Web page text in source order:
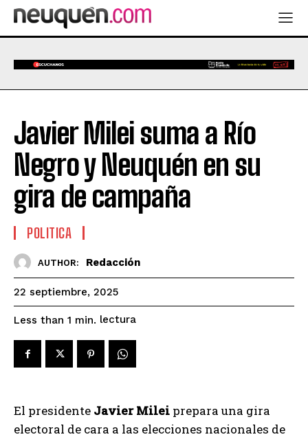
Javier Milei suma a Río
Negro y Neuquén en su
gira de campaña
POLITICA
AUTHOR: Redacción
22 septiembre, 2025
Less than 1 min. lectura
El presidente Javier Milei prepara una gira
electoral de cara a las elecciones nacionales de